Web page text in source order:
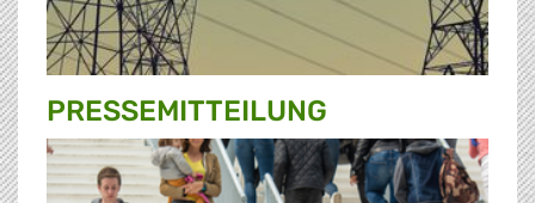
PRESSE­MITTEILUNG